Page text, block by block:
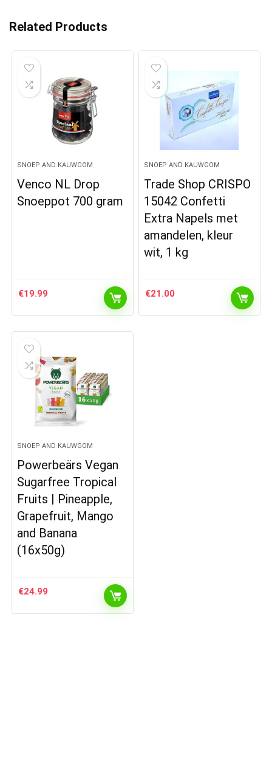
Related Products
SNOEP AND KAUWGOM
Venco NL Drop
Snoeppot 700 gram
€19.99
SNOEP AND KAUWGOM
Trade Shop CRISPO
15042 Confetti
Extra Napels met
amandelen, kleur
wit, 1 kg
€21.00
SNOEP AND KAUWGOM
Powerbeärs Vegan
Sugarfree Tropical
Fruits | Pineapple,
Grapefruit, Mango
and Banana
(16x50g)
€24.99